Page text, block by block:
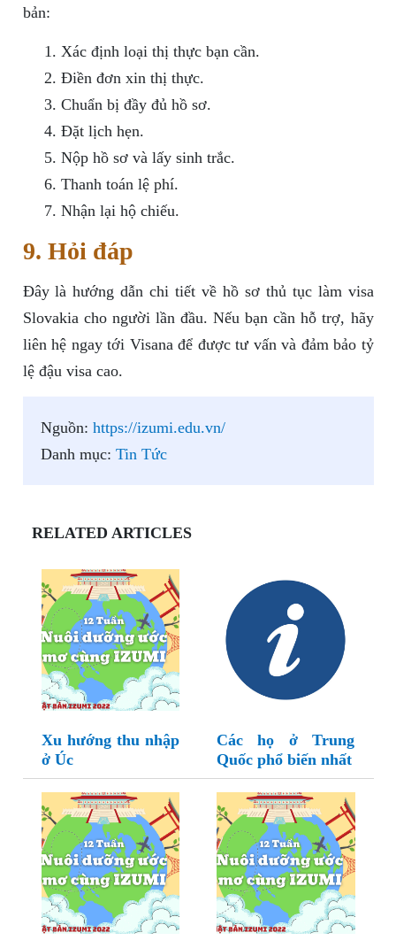
bản:
Xác định loại thị thực bạn cần.
Điền đơn xin thị thực.
Chuẩn bị đầy đủ hồ sơ.
Đặt lịch hẹn.
Nộp hồ sơ và lấy sinh trắc.
Thanh toán lệ phí.
Nhận lại hộ chiếu.
9. Hỏi đáp
Đây là hướng dẫn chi tiết về hồ sơ thủ tục làm visa
Slovakia cho người lần đầu. Nếu bạn cần hỗ trợ, hãy
liên hệ ngay tới Visana để được tư vấn và đảm bảo tỷ
lệ đậu visa cao.
Nguồn: https://izumi.edu.vn/
Danh mục: Tin Tức
RELATED ARTICLES
Xu hướng thu nhập
ở Úc
Các họ ở Trung
Quốc phổ biến nhất